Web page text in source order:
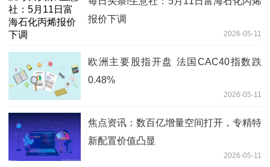
报价下调
2026-05-11
欧洲主要股指开盘 法国CAC40指数跌
0.48%
2026-05-11
焦点资讯：数百亿增量空间打开，专精特
新配置价值凸显
2026-05-11